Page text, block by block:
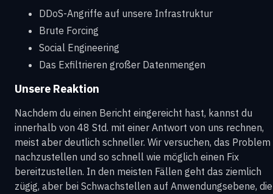
DDoS-Angriffe auf unsere Infrastruktur
Brute Forcing
Social Engineering
Das Exfiltrieren großer Datenmengen
Unsere Reaktion
Nachdem du einen Bericht eingereicht hast, kannst du
innerhalb von 48 Std. mit einer Antwort von uns rechnen,
meist aber deutlich schneller. Wir versuchen, das Problem
nachzustellen und so schnell wie möglich einen Fix
bereitzustellen. In den meisten Fällen geht das ziemlich
zügig, aber bei Schwachstellen auf Anwendungsebene,